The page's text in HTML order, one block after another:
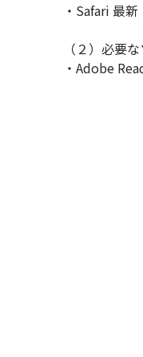
・Safari 最新
（２）必要
・Adobe